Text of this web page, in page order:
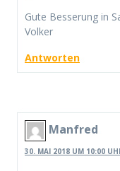
Gute Besserung in
Volker
Antworten
Manfred
30. MAI 2018 UM 10:00